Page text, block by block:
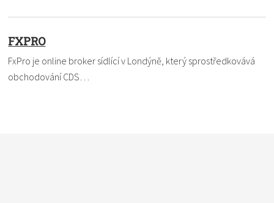
FXPRO
FxPro je online broker sídlící v Londýně, který sprostředkovává
obchodování CDS…